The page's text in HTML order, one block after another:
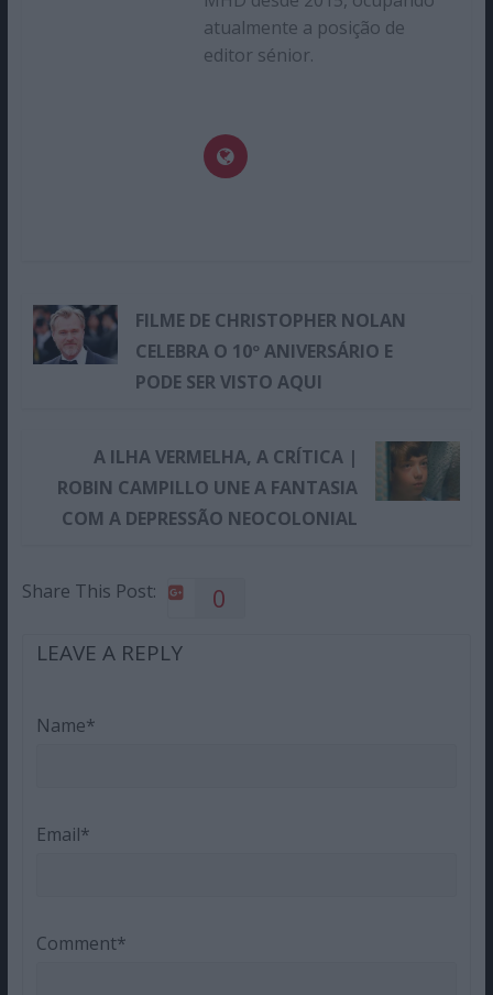
atualmente a posição de
editor sénior.
FILME DE CHRISTOPHER NOLAN
CELEBRA O 10º ANIVERSÁRIO E
PODE SER VISTO AQUI
A ILHA VERMELHA, A CRÍTICA |
ROBIN CAMPILLO UNE A FANTASIA
COM A DEPRESSÃO NEOCOLONIAL
Share This Post: 0
LEAVE A REPLY
Name*
Email*
Comment*